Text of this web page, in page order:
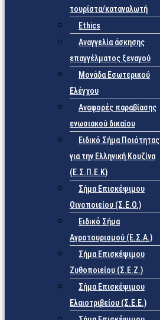
τουρίστα/καταναλωτή
Ethics
Αναγγελία άσκησης
επαγγέλματος ξεναγού
Μονάδα Εσωτερικού
Ελέγχου
Αναφορές παραβίασης
ενωσιακού δικαίου
Ειδικό Σήμα Ποιότητας
για την Ελληνική Κουζίνα
(Ε.Σ.Π.Ε.Κ)
Σήμα Επισκέψιμου
Οινοποιείου (Σ.Ε.Ο.)
Ειδικό Σήμα
Αγροτουρισμού (Ε.Σ.Α.)
Σήμα Επισκέψιμου
Ζυθοποιείου (Σ.Ε.Ζ.)
Σήμα Επισκέψιμου
Ελαιοτριβείου (Σ.Ε.Ε.)